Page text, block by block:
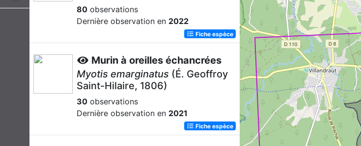
80 observations
Dernière observation en 2022
Fiche espèce
Murin à oreilles échancrées
Myotis emarginatus (É. Geoffroy
Saint-Hilaire, 1806)
30 observations
Dernière observation en 2021
Fiche espèce